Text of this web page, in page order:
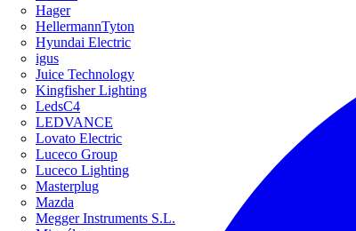
Hager
HellermannTyton
Hyundai Electric
igus
Juice Technology
Kingfisher Lighting
LedsC4
LEDVANCE
Lovato Electric
Luceco Group
Luceco Lighting
Masterplug
Mazda
Megger Instruments S.L.